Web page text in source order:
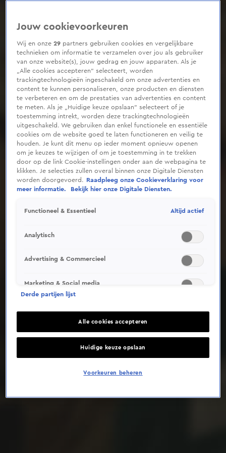
Deze video is niet beschikbaar op je huidige locatie
Jouw cookievoorkeuren
Wij en onze29 partners gebruiken cookies en vergelijkbare
technieken om informatie te verzamelen over jou als gebruiker
van onze website(s), jouw gedrag en jouw apparaten. Als je
„Alle cookies accepteren” selecteert, worden
trackingtechnologieën ingeschakeld om onze advertenties en
content te kunnen personaliseren, onze producten en diensten
te verbeteren en om de prestaties van advertenties en content
te meten. Als je „Huidige keuze opslaan” selecteert of je
toestemming intrekt, worden deze trackingtechnologieën
uitgeschakeld. We gebruiken dan enkel functionele en essentiële
cookies om de website goed te laten functioneren en veilig te
houden. Je kunt dit menu op ieder moment opnieuw openen
om je keuzes te wijzigen of om je toestemming in te trekken
door op de link Cookie-instellingen onder aan de webpagina te
klikken. Je selecties zullen overal binnen onze Digitale Diensten
worden doorgevoerd.
Raadpleeg onze Cookieverklaring voor
meer informatie.
Bekijk hier onze Digitale Diensten.
Functioneel & Essentieel Altijd actief
Analytisch
Advertising & Commercieel
Marketing & Social media
Derde partijen lijst
Alle cookies accepteren
Huidige keuze opslaan
Voorkeuren beheren